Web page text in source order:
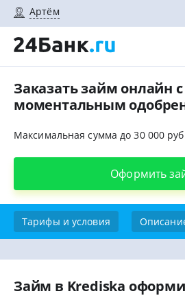
Артём
Заказать займ онлайн с
моментальным
Максимальная сумма до 30 000
Оформить
Тарифы и условия
Займ в Krediska